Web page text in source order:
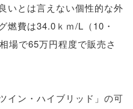
いとは言えない個性的な外
燃費は34.0ｋｍ/L（10・
場で65万円程度で販売さ
イン・ハイブリッド」の可